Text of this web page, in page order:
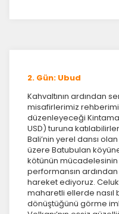
2. Gün: Ubud
Kahvaltının ardından
misafirlerimiz
düzenleyeceği
USD) turuna
Bali’nin yerel dansı
üzere Batubulan
kötünün mücadelesinin
performansın
hareket ediyoruz.
maharetli ellerde nasıl
dönüştüğünü görme